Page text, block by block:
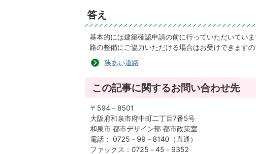
答え
基本的には建築確認申請の前に行っていただいてい
路の整備にご協力いただける場合はお受けできますの
狭あい道路
この記事に関するお問い合わせ先
〒594－8501
大阪府和泉市府中町二丁目7番5号
和泉市 都市デザイン部 都市政策室
電話： 0725－99－8140（直通）
ファックス：0725－45－9352